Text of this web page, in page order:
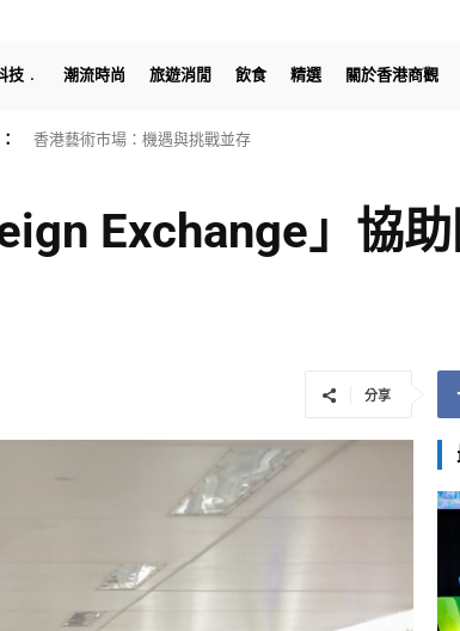
技 潮流時尚 旅遊消閒 飲食 精選 關於香港商觀
渣打「SC WIN」企劃圓滿結束 AI穿戴裝置助視障社群奪冠
香港藝術市場：機遇與挑戰並存
Exchange」協
分享